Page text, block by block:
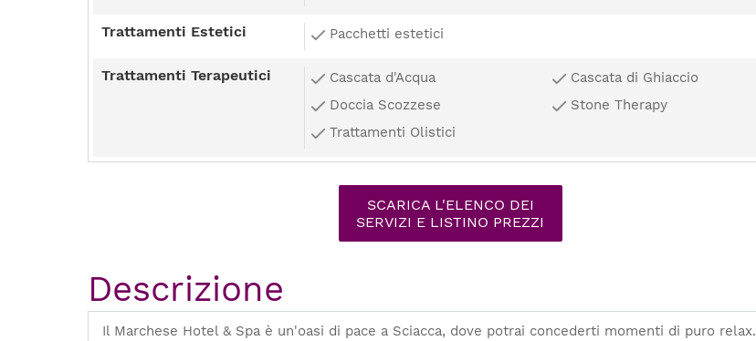
Trattamenti Estetici Pacchetti estetici
Trattamenti Terapeutici Cascata d'Acqua
Cascata di Ghiaccio
Doccia Scozzese
Stone Therapy
Trattamenti Olistici
SCARICA L'ELENCO DEI
SERVIZI E LISTINO PREZZI
Descrizione
Il Marchese Hotel & Spa è un'oasi di pace a Sciacca, dove potrai concederti momenti di puro relax.